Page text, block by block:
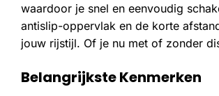
waardoor je snel en eenvoudig
antislip-oppervlak en de korte
jouw rijstijl. Of je nu met of zonder
Belangrijkste Kenmerken